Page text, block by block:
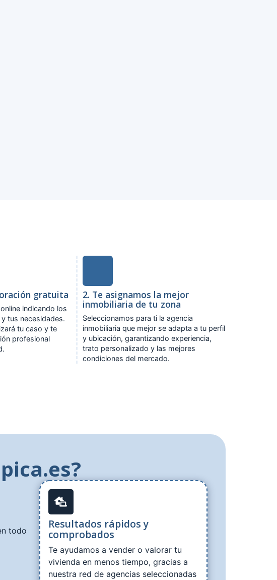
gratuita
indicando los
tus necesidades.
tu caso y te
profesional
2. Te asignamos la mejor
inmobiliaria de tu zona
Seleccionamos para ti la agencia
inmobiliaria que mejor se adapta a tu perfil
y ubicación, garantizando experiencia,
trato personalizado y las mejores
condiciones del mercado.
todo
Resultados rápidos y
comprobados
Te ayudamos a vender o valorar tu
vivienda en menos tiempo, gracias a
nuestra red de agencias seleccionadas